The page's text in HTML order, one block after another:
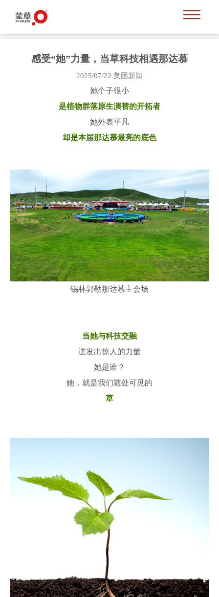
感受“她”力量，当草科技相遇那达慕
2025/07/22 集团新闻
她个子很小
是植物群落原生演替的开拓者
她外表平凡
却是本届那达慕最亮的底色
锡林郭勒那达慕主会场
当她与科技交融
迸发出惊人的力量
她是谁？
她，就是我们随处可见的
草